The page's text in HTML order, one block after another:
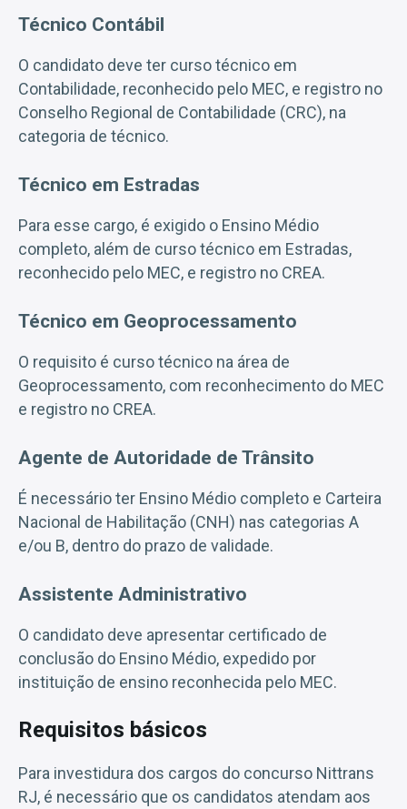
Técnico Contábil
O candidato deve ter curso técnico em
Contabilidade, reconhecido pelo MEC, e registro no
Conselho Regional de Contabilidade (CRC), na
categoria de técnico.
Técnico em Estradas
Para esse cargo, é exigido o Ensino Médio
completo, além de curso técnico em Estradas,
reconhecido pelo MEC, e registro no CREA.
Técnico em Geoprocessamento
O requisito é curso técnico na área de
Geoprocessamento, com reconhecimento do MEC
e registro no CREA.
Agente de Autoridade de Trânsito
É necessário ter Ensino Médio completo e Carteira
Nacional de Habilitação (CNH) nas categorias A
e/ou B, dentro do prazo de validade.
Assistente Administrativo
O candidato deve apresentar certificado de
conclusão do Ensino Médio, expedido por
instituição de ensino reconhecida pelo MEC.
Requisitos básicos
Para investidura dos cargos do concurso Nittrans
RJ, é necessário que os candidatos atendam aos